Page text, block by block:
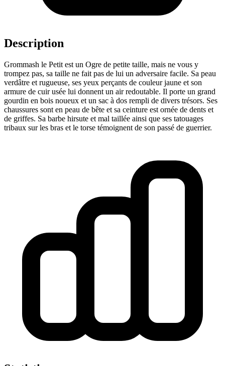
Description
Grommash le Petit est un Ogre de petite taille, mais ne vous y
trompez pas, sa taille ne fait pas de lui un adversaire facile. Sa peau
verdâtre et rugueuse, ses yeux perçants de couleur jaune et son
armure de cuir usée lui donnent un air redoutable. Il porte un grand
gourdin en bois noueux et un sac à dos rempli de divers trésors. Ses
chaussures sont en peau de bête et sa ceinture est ornée de dents et
de griffes. Sa barbe hirsute et mal taillée ainsi que ses tatouages
tribaux sur les bras et le torse témoignent de son passé de guerrier.